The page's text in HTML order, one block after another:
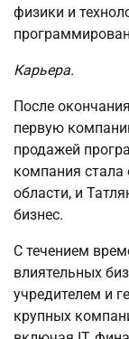
физики и
Карьера.
После
первую
продажей
компания
области, и
бизнес.
С течением
влиятельных
учредителем и
крупных